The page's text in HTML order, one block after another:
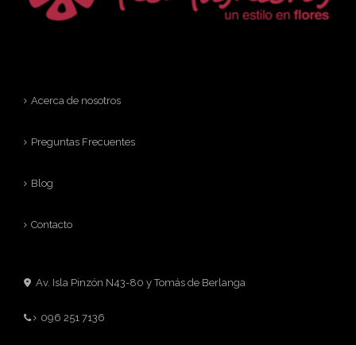
Acerca de nosotros
Preguntas Frecuentes
Blog
Contacto
Av. Isla Pinzón N43-80 y Tomás de Berlanga
096 251 7136